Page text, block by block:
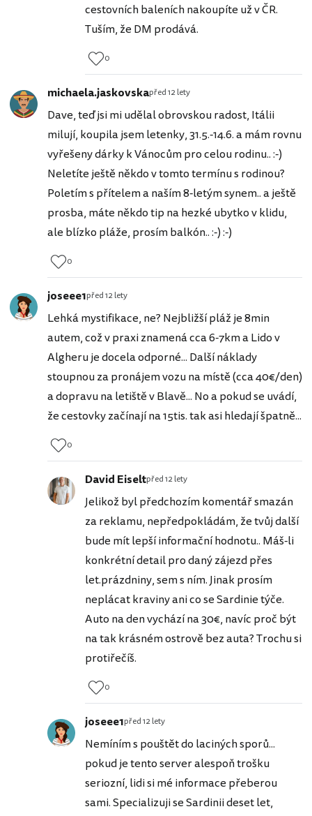
cestovních baleních nakoupíte už v ČR.
Tuším, že DM prodává.
0
michaela.jaskovskapřed 12 lety
Dave, teď jsi mi udělal obrovskou radost, Itálii
milují, koupila jsem letenky, 31.5.-14.6. a mám rovnu
vyřešeny dárky k Vánocům pro celou rodinu.. :-)
Neletíte ještě někdo v tomto termínu s rodinou?
Poletím s přítelem a naším 8-letým synem.. a ještě
prosba, máte někdo tip na hezké ubytko v klidu,
ale blízko pláže, prosím balkón.. :-) :-)
0
joseee1před 12 lety
Lehká mystifikace, ne? Nejbližší pláž je 8min
autem, což v praxi znamená cca 6-7km a Lido v
Algheru je docela odporné... Další náklady
stoupnou za pronájem vozu na místě (cca 40€/den)
a dopravu na letiště v Blavě... No a pokud se uvádí,
že cestovky začínají na 15tis. tak asi hledají špatně...
0
David Eiseltpřed 12 lety
Jelikož byl předchozím komentář smazán
za reklamu, nepředpokládám, že tvůj další
bude mít lepší informační hodnotu.. Máš-li
konkrétní detail pro daný zájezd přes
let.prázdniny, sem s ním. Jinak prosím
neplácat kraviny ani co se Sardinie týče.
Auto na den vychází na 30€, navíc proč být
na tak krásném ostrově bez auta? Trochu si
protiřečíš.
0
joseee1před 12 lety
Nemíním s pouštět do laciných sporů...
pokud je tento server alespoň trošku
seriozní, lidi si mé informace přeberou
sami. Specializuji se Sardinii deset let,